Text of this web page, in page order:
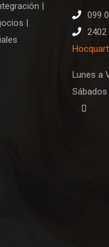
|
|
099
2402
Lunes a
Sábados